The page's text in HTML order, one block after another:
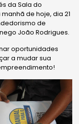
da Sala do
de hoje, dia 21
de
João Rodrigues.
oportunidades
a mudar sua